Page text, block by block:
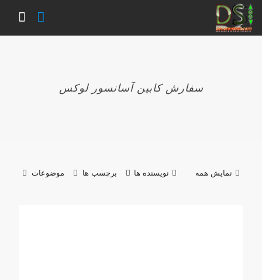
سفارش کابین آسانسور لوکس
موضوعات برچسب ها نویسنده ها نمایش همه